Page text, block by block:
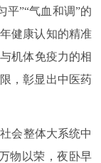
”“气血和调”的
健康认知的精准
机体免疫力的相
，彰显出中医药
会整体大系统中
物以荣，夜卧早